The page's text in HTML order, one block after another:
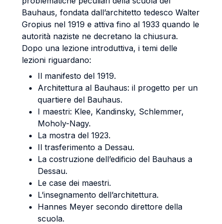
Bauhaus, fondata dall’architetto tedesco Walter
Gropius nel 1919 e attiva fino al 1933 quando le
autorità naziste ne decretano la chiusura.
Dopo una lezione introduttiva, i temi delle
lezioni riguardano:
Il manifesto del 1919.
Architettura al Bauhaus: il progetto per un
quartiere del Bauhaus.
I maestri: Klee, Kandinsky, Schlemmer,
Moholy-Nagy.
La mostra del 1923.
Il trasferimento a Dessau.
La costruzione dell’edificio del Bauhaus a
Dessau.
Le case dei maestri.
L’insegnamento dell’architettura.
Hannes Meyer secondo direttore della
scuola.